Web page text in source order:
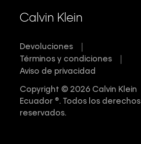
Calvin Klein
Devoluciones
Términos y condiciones
Aviso de privacidad
Copyright © 2026 Calvin Klein
Ecuador ®. Todos los derechos
reservados.